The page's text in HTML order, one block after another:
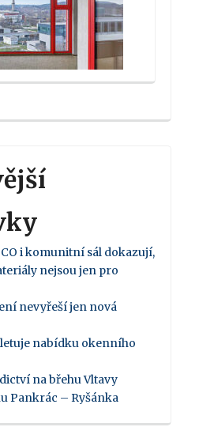
i komunitní sál dokazují,
nejsou jen pro
nevyřeší jen nová
nabídku okenního
na břehu Vltavy
Pankrác – Ryšánka